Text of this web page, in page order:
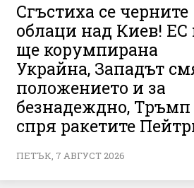
Сгъстиха се черните
облаци над Киев! ЕС
ще корумпирана
Украйна, Западът
положението и за
безнадеждно, Тръмп
спря ракетите
ПЕТЪК, 7 АВГУСТ 2026